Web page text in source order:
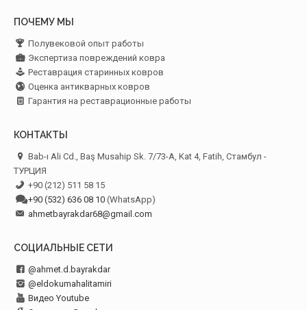
ПОЧЕМУ МЫ
Полувековой опыт работы
Экспертиза повреждений ковра
Реставрация старинных ковров
Оценка антикварных ковров
Гарантия на реставрационные работы
КОНТАКТЫ
Bab-ı Ali Cd., Baş Musahip Sk. 7/73-A, Kat 4, Fatih, Стамбул -
ТУРЦИЯ
+90 (212) 511 58 15
+90 (532) 636 08 10(WhatsApp)
ahmetbayrakdar68@gmail.com
СОЦИАЛЬНЫЕ СЕТИ
@ahmet.d.bayrakdar
@eldokumahalitamiri
Видео Youtube